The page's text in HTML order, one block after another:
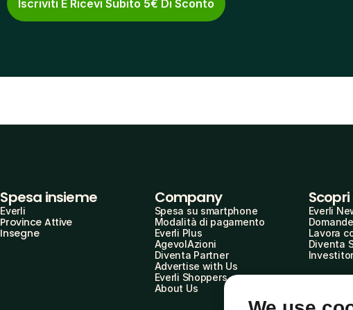
Iscriviti E Ricevi Subito 5€ Di Sconto
Spesa insieme
Everli
Province Attive
Insegne
Company
Spesa su smartphone
Modalità di pagamento
Everli Plus
AgevolAzioni
Diventa Partner
Advertise with Us
Everli Shoppers
About Us
Everli
Lavora
Diventa